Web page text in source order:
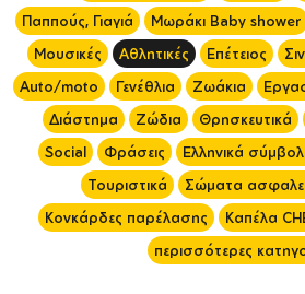
Παππούς, Γιαγιά
Μωράκι Baby shower
Μουσικές
Αθλητικές Επέτειος
Auto/moto
Γενέθλια Ζωάκια
Διάστημα
Ζώδια Θρησκευτικά
Social
Φράσεις Ελληνικά
Τουριστικά
Σώματα
Κονκάρδες παρέλασης
Καπέλα
περισσότερες